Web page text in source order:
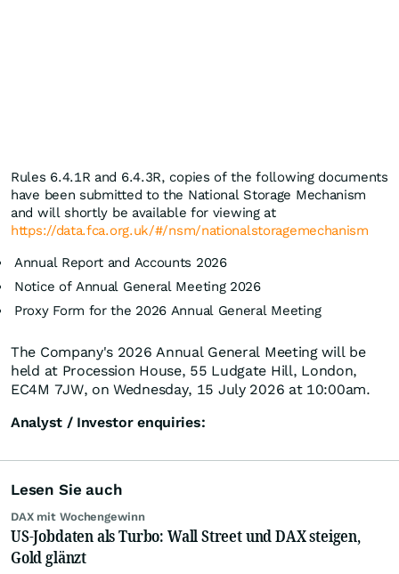
Rules 6.4.1R and 6.4.3R, copies of the following documents
have been submitted to the National Storage Mechanism
and will shortly be available for viewing at
https://data.fca.org.uk/#/nsm/nationalstoragemechanism
Annual Report and Accounts 2026
Notice of Annual General Meeting 2026
Proxy Form for the 2026 Annual General Meeting
The Company's 2026 Annual General Meeting will be
held at Procession House, 55 Ludgate Hill, London,
EC4M 7JW, on Wednesday, 15 July 2026 at 10:00am.
Analyst / Investor enquiries:
Lesen Sie auch
DAX mit Wochengewinn
US-Jobdaten als Turbo: Wall Street und DAX steigen,
Gold glänzt